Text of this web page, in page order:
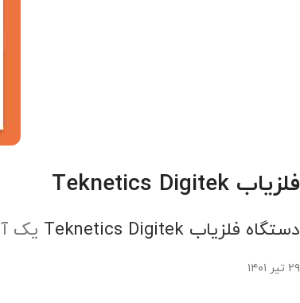
فلزیاب Teknetics Digitek
دستگاه فلزیاب Teknetics Digitek یک
۲۹ تیر ۱۴۰۱